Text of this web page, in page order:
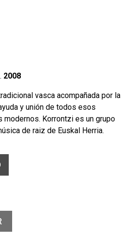
2008
vasca acompañada por la
y unión de todos esos
modernos. Korrontzi es un grupo
de raiz de Euskal Herria.